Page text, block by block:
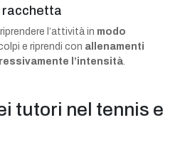
racchetta
l’attività in modo
e riprendi con allenamenti
l’intensità
tutori nel tennis e